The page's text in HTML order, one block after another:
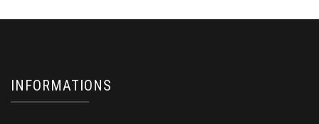
INFORMATIONS